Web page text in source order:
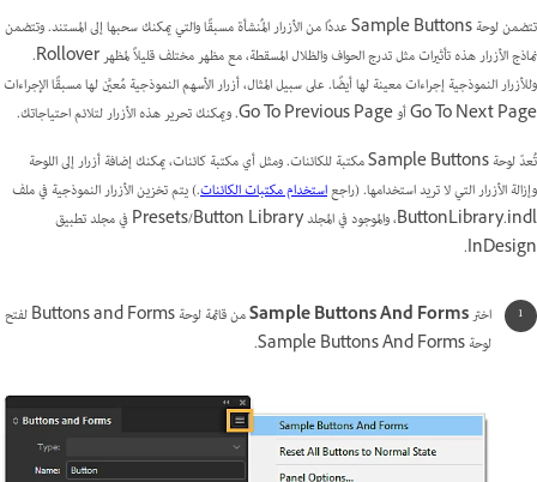
تتضمن لوحة Sample Buttons عددًا من الأزرار المُنشأة مسبقًا والتي يمكنك سحبها إلى المستند. وتتضمن
نماذج الأزرار هذه تأثيرات مثل تدرج الحواف والظلال المسقطة، مع مظهر مختلف قليلاً لمظهر Rollover.
وللأزرار النموذجية إجراءات معينة لها أيضًا. على سبيل المثال، أزرار الأسهم النموذجية مُعيَّن لها مسبقًا الإجراءات
Go To Next Page أو Go To Previous Page. ويمكنك تحرير هذه الأزرار لتلائم احتياجاتك.
تُعدّ لوحة Sample Buttons مكتبة للكائنات. ومثل أي مكتبة كائنات، يمكنك إضافة أزرار إلى اللوحة
وإزالة الأزرار التي لا تريد استخدامها. (راجعاستخدام مكتبات الكائنات.) يتم تخزين الأزرار النموذجية في ملف
ButtonLibrary.indl، والموجود في المجلد Presets/Button Library في مجلد تطبيق
InDesign.
اخترSample Buttons And Forms
من قائمة لوحة Buttons and Forms لفتح
لوحة Sample Buttons And Forms.